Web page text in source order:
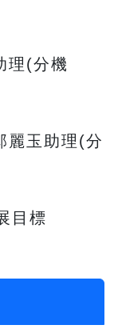
理(分機
麗玉助理(分
目標